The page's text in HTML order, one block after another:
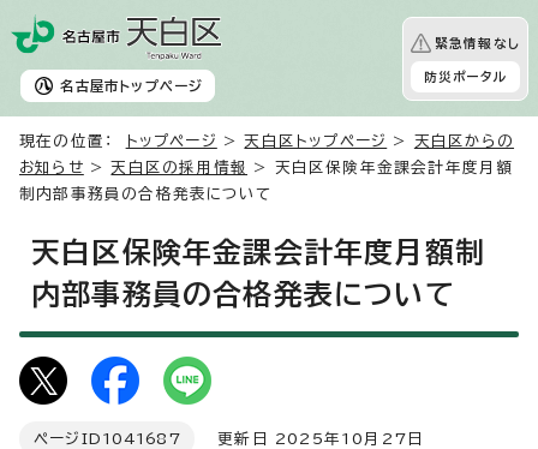
名古屋市 トップページ
緊急情報なし
防災ポータル
現在の位置： トップページ >天白区トップページ > 天白区からの
お知らせ >天白区の採用情報
> 天白区保険年金課会計年度月額
制内部事務員の合格発表について
天白区保険年金課会計年度月額制
内部事務員の合格発表について
ページID 1041687 更新日 2025年10月27日